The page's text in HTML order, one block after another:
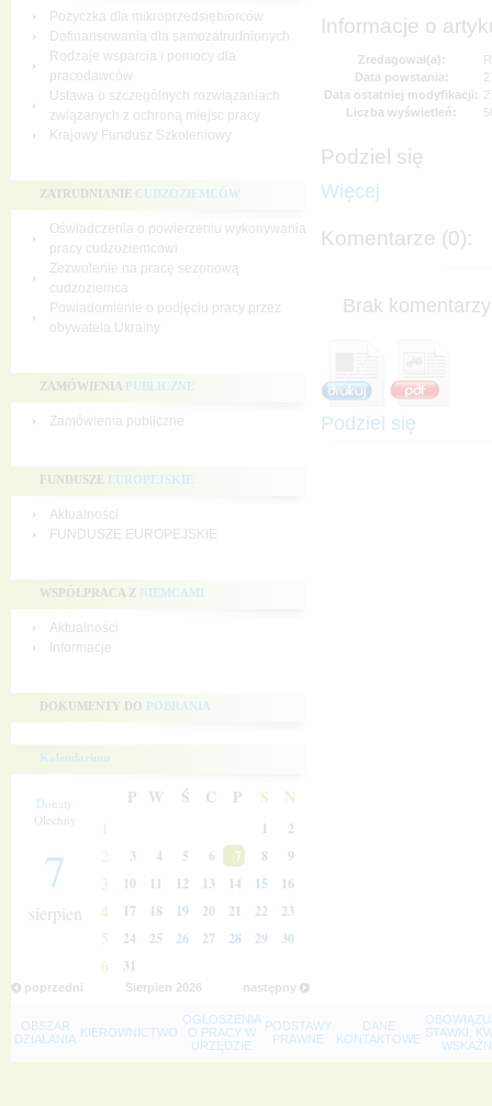
Pożyczka dla mikroprzedsiębiorców
Dofinansowania dla samozatrudnionych
Rodzaje wsparcia i pomocy dla
pracodawców
Ustawa o szczególnych rozwiązaniach
związanych z ochroną miejsc pracy
Krajowy Fundusz Szkoleniowy
ZATRUDNIANIE CUDZOZIEMCÓW
Oświadczenia o powierzeniu wykonywania
pracy cudzoziemcowi
Zezwolenie na pracę sezonową
cudzoziemca
Powiadomienie o podjęciu pracy przez
obywatela Ukrainy
ZAMÓWIENIA PUBLICZNE
Zamówienia publiczne
FUNDUSZE EUROPEJSKIE
Aktualności
FUNDUSZE EUROPEJSKIE
WSPÓŁPRACA Z NIEMCAMI
Aktualności
Informacje
DOKUMENTY DO POBRANIA
Kalendarium
Donaty
Olechny
7
sierpien
P W Ś C P S N
1 1 2
2 3 4 5 6 7 8 9
3 10 11 12 13 14 15 16
4 17 18 19 20 21 22 23
5 24 25 26 27 28 29 30
6 31
poprzedni następny
Sierpien 2026
Informacje o
Zredagował(a):
Data powstania:
Data ostatniej modyfikacji:
Liczba wyświetleń:
Podziel się
Więcej
Komentarze (0):
Brak
Podziel się
OBSZAR
DZIAŁANIA KIEROWNICTWO
OGŁOSZENIA
O PRACY W
URZĘDZIE
PODSTAWY
PRAWNE
DANE
KONTAKTOWE STAWKI,